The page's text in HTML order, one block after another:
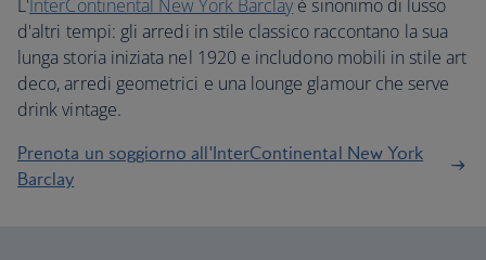
L'InterContinental New York Barclay è sinonimo di lusso
d'altri tempi: gli arredi in stile classico raccontano la sua
lunga storia iniziata nel 1920 e includono mobili in stile art
deco, arredi geometrici e una lounge glamour che serve
drink vintage.
Prenota un soggiorno all'InterContinental New York
Barclay